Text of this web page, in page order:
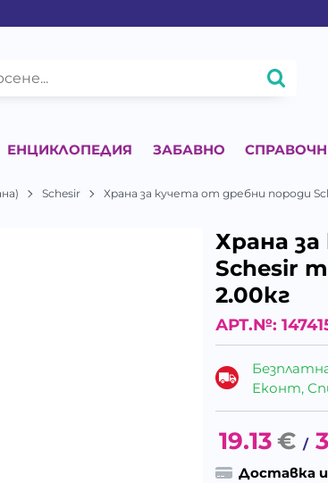
ЕНЦИКЛОПЕДИЯ ЗАБАВНО
Schesir Храна за кучета от дребни породи
Храна
Schesir
2.00кг
АРТ.№:
Еконт,
19.13€ /
Доставка